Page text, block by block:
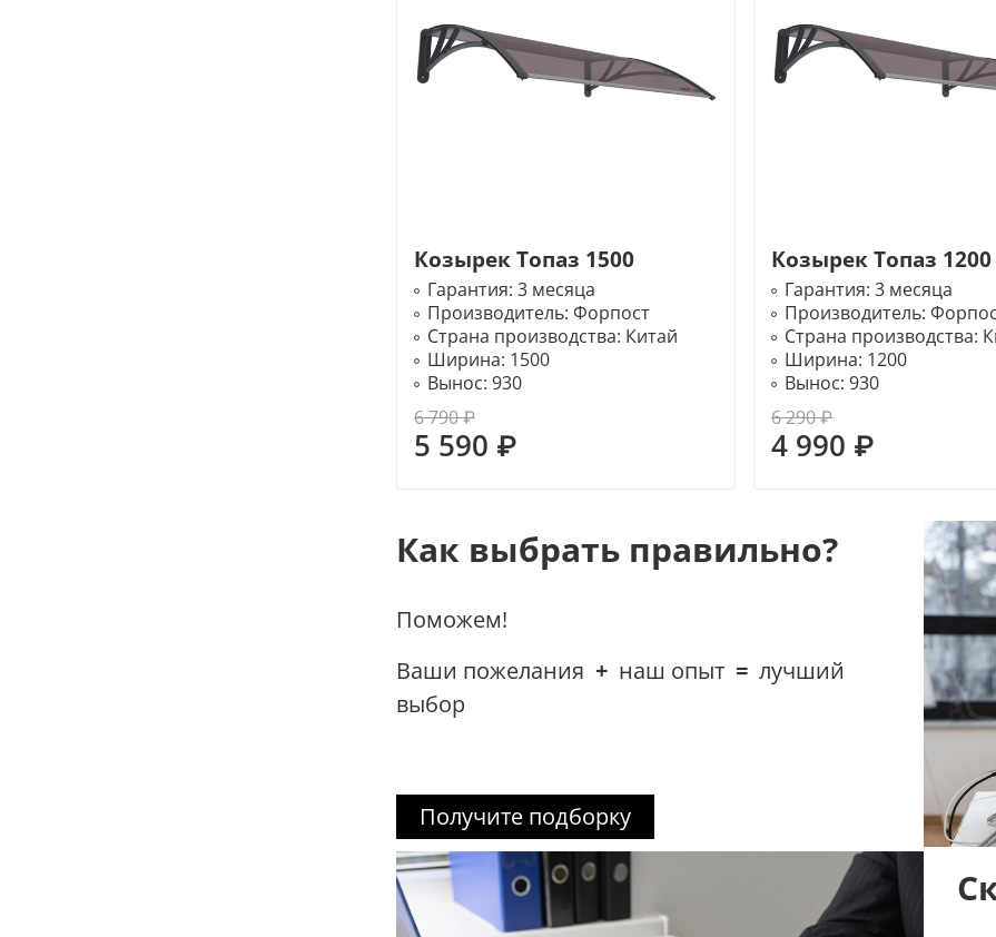
Козырек Топаз 1500
Гарантия: 3 месяца
Производитель: Форпост
Страна производства: Китай
Ширина: 1500
Вынос: 930
6 790 ₽
5 590 ₽
Козырек Топаз 1200
Гарантия:3 месяца
Производитель:
Страна производства:
Ширина: 1200
Вынос:930
6 290 ₽
4 990 ₽
Как выбрать правильно?
Поможем!
Ваши пожелания + наш опыт =лучший
выбор
Получите подборку